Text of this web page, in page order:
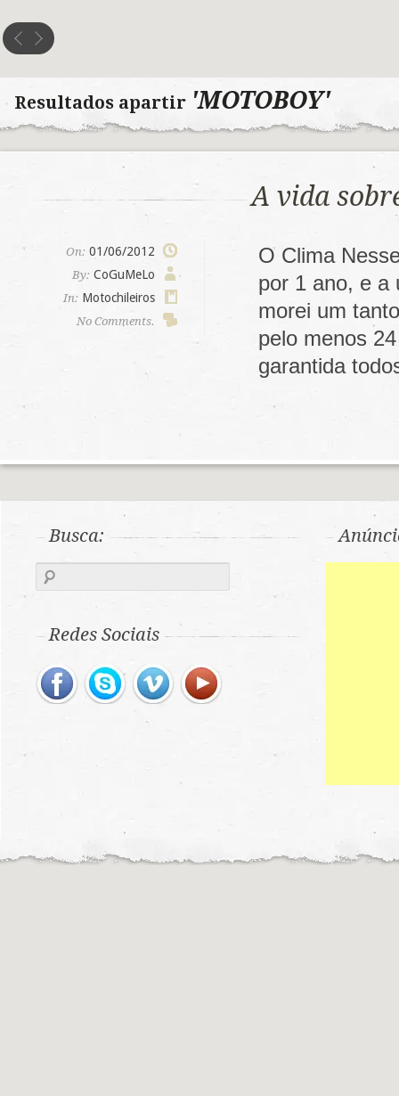
Resultados apartir 'MOTOBOY'
A vida
On: 01/06/2012
By: CoGuMeLo
In: Motochileiros
No Comments.
O Clima
por 1 ano, e a
morei um
pelo menos
garantida
Busca:
Redes Sociais